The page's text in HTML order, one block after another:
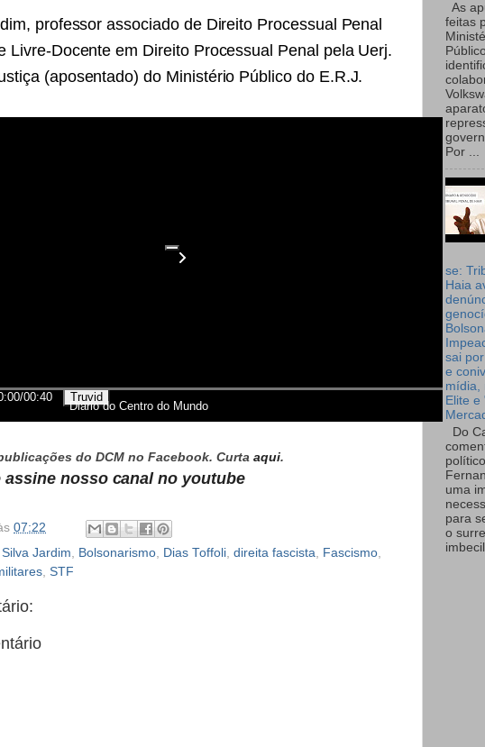
professor associado de Direito Processual Penal
Livre-Docente em Direito Processual Penal pela Uerj.
(aposentado) do Ministério Público do E.R.J.
/00:40
Diário do Centro do Mundo
Truvid
do DCM no Facebook. Curta aqui.
assine nosso canal no youtube
07:22
Jardim Bolsonarismo Dias Toffoli direita fascista Fascismo
STF
As
feitas
Por ...
se:
Haia
sai
e
mídia,
Elite e
Do
uma
para
o